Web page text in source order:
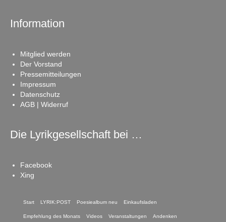
Information
Mitglied werden
Der Vorstand
Pressemitteilungen
Impressum
Datenschutz
AGB | Widerruf
Die Lyrikgesellschaft bei …
Facebook
Xing
Start LYRIK:POST Poesiealbum neu Einkaufsladen
Empfehlung des Monats Videos Veranstaltungen Andenken